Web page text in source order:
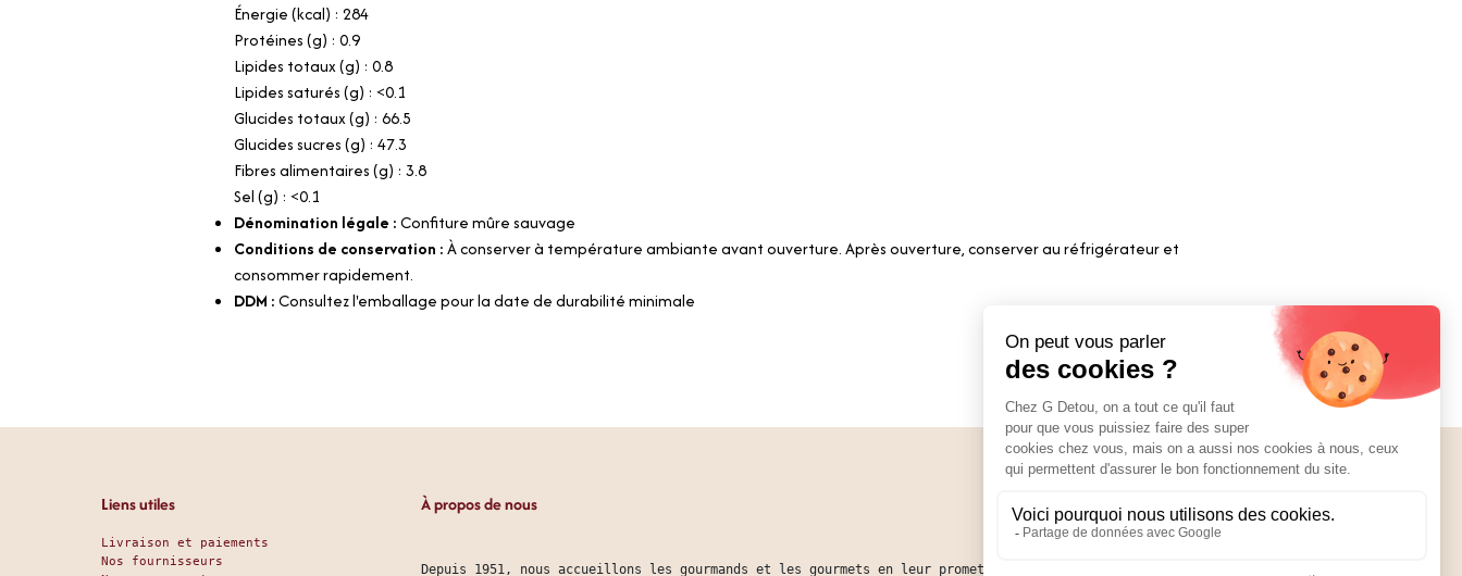
Énergie (kcal) : 284
Protéines (g) : 0.9
Lipides totaux (g) : 0.8
Lipides saturés (g) : <0.1
Glucides totaux (g) : 66.5
Glucides sucres (g) : 47.3
Fibres alimentaires (g) : 3.8
Sel (g) : <0.1
Dénomination légale :Confiture mûre sauvage
Conditions de conservation :À conserver à température ambiante avant ouverture. Après ouverture, conserver au réfrigérateur et
consommer rapidement.
DDM :Consultez l'emballage pour la date de durabilité minimale
Liens utiles
Livraison et paiements
Nos fournisseurs
À propos de nous
Depuis 1951, nous accueillons les gourmands et les gourmets en leur promettant
Nos réseaux
01 89 70 34 50